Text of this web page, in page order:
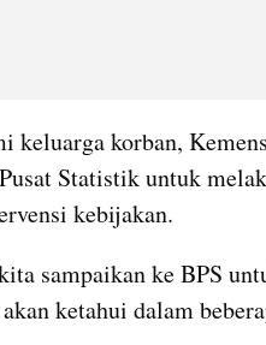
keluarga korban,
Statistik untuk
kebijakan.
sampaikan ke BPS
ketahui dalam